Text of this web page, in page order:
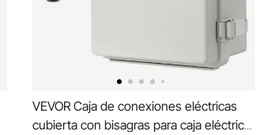
VEVOR Caja de conexiones eléctricas
cubierta con bisagras para caja eléctrica